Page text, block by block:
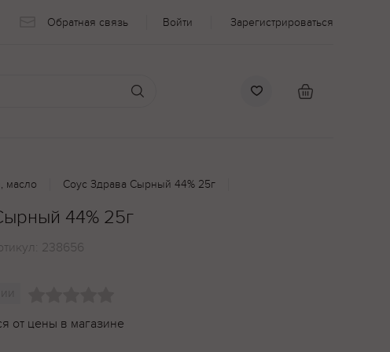
Обратная связь Войти Зарегистрироваться
масло Соус Здрава Сырный 44% 25г
44% 25г
238656
от цены в магазине